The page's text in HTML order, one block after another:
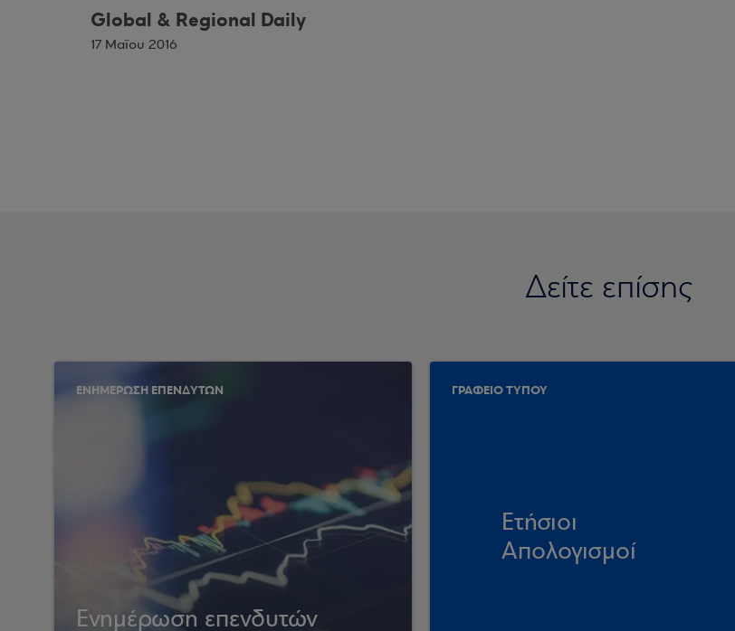
Global & Regional Daily
17 Μαΐου 2016
Δείτε επίσης
ΕΝΗΜΕΡΩΣΗ ΕΠΕΝΔΥΤΩΝ
Ενημέρωση επενδυτών
ΓΡΑΦΕΙΟ ΤΥΠΟΥ
Ετήσιοι
Απολογισμοί